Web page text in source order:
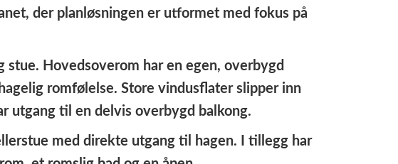
der planløsningen er utformet med fokus på
stue. Hovedsoverom har en egen, overbygd
romfølelse. Store vindusflater slipper inn
utgang til en delvis overbygd balkong.
med direkte utgang til hagen. I tillegg har